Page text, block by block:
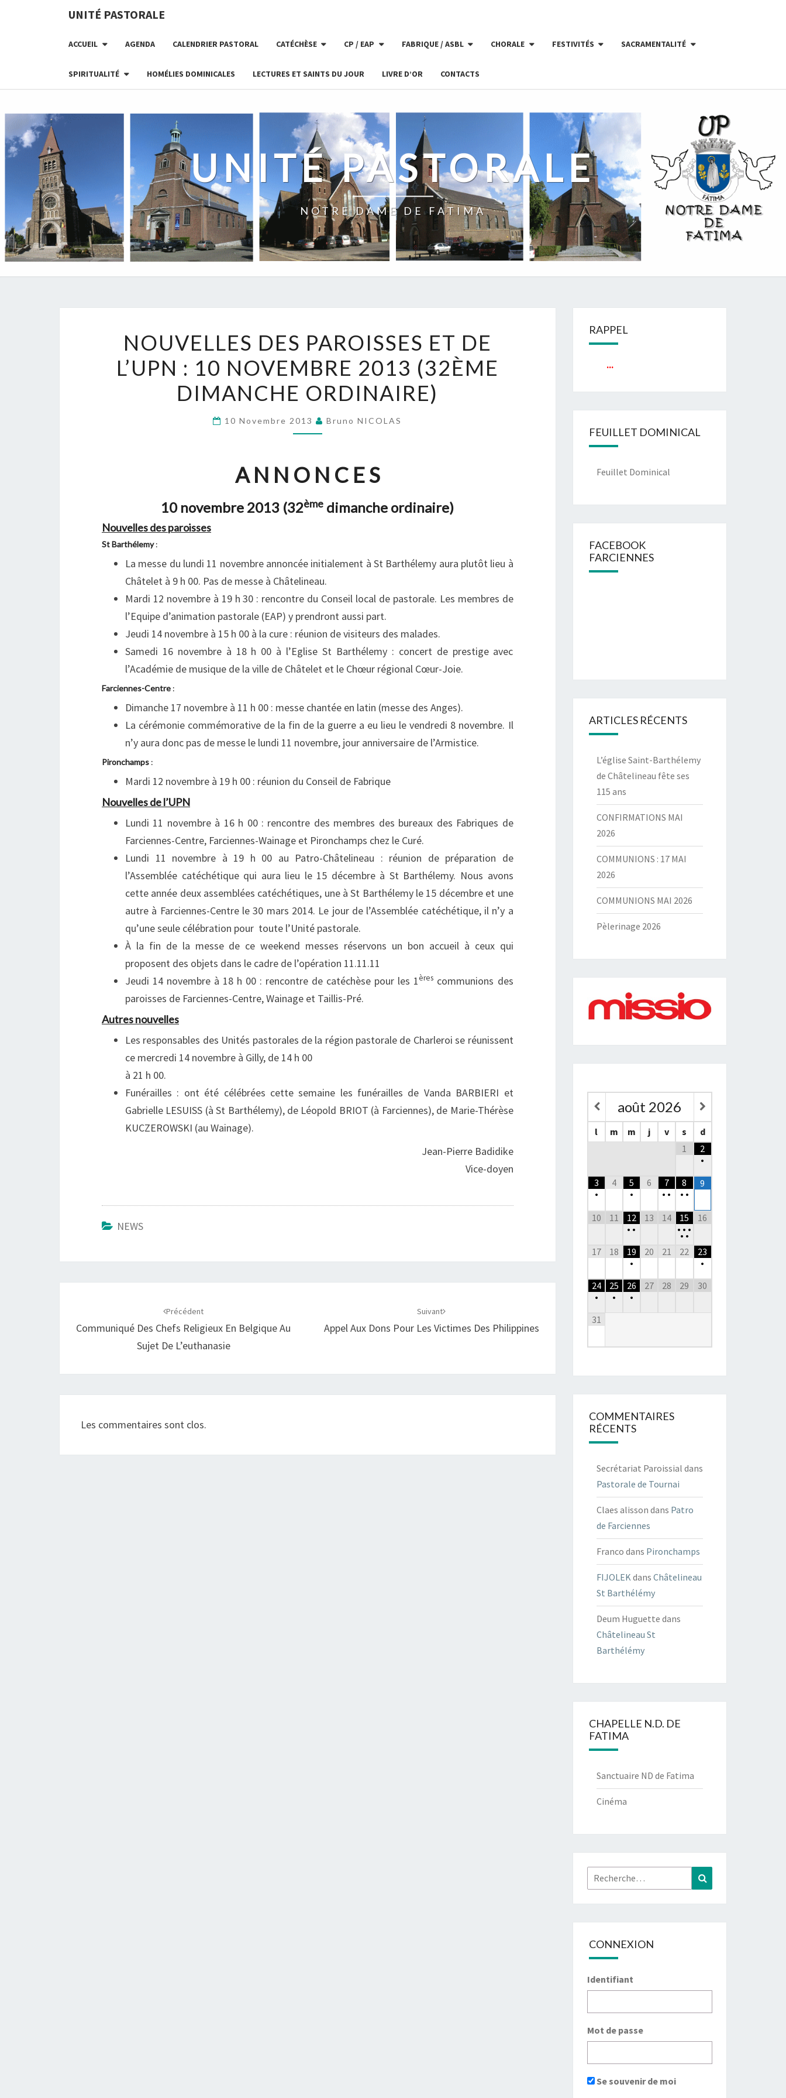
UNITÉ PASTORALE
ACCUEIL AGENDA CALENDRIER PASTORAL CATÉCHÈSE CP / EAP FABRIQUE / ASBL CHORALE FESTIVITÉS SACRAMENTALITÉ
SPIRITUALITÉ HOMÉLIES DOMINICALES LECTURES ET SAINTS DU JOUR LIVRE D’OR CONTACTS
UNITÉ PASTORALE
NOTRE DAME DE FATIMA
DES
PAROISSES
ET
DE
L’UPN
:
NOVEMBRE
2013
(32ÈME
NOUVELLES DES PAROISSES ET DE
L’UPN : 10 NOVEMBRE 2013 (32ÈME
DIMANCHE ORDINAIRE)
10 Novembre 2013 Bruno NICOLAS
A N N O N C E S
10 novembre 2013 (32ème dimanche ordinaire)
Nouvelles des paroisses
St Barthélemy:
La messe du lundi 11 novembre annoncée initialement à St Barthélemy aura plutôt lieu à
Châtelet à 9 h 00. Pas de messe à Châtelineau.
Mardi 12 novembre à 19 h 30 : rencontre du Conseil local de pastorale. Les membres de
l’Equipe d’animation pastorale (EAP) y prendront aussi part.
Jeudi 14 novembre à 15 h 00 à la cure : réunion de visiteurs des malades.
Samedi 16 novembre à 18 h 00 à l’Eglise St Barthélemy : concert de prestige avec
l’Académie de musique de la ville de Châtelet et le Chœur régional Cœur-Joie.
Farciennes-Centre :
Dimanche 17 novembre à 11 h 00 : messe chantée en latin (messe des Anges).
La cérémonie commémorative de la fin de la guerre a eu lieu le vendredi 8 novembre. Il
n’y aura donc pas de messe le lundi 11 novembre, jour anniversaire de l’Armistice.
Pironchamps :
Mardi 12 novembre à 19 h 00 : réunion du Conseil de Fabrique
Nouvelles de l’UPN
Lundi 11 novembre à 16 h 00 : rencontre des membres des bureaux des Fabriques de
Farciennes-Centre, Farciennes-Wainage et Pironchamps chez le Curé.
Lundi 11 novembre à 19 h 00 au Patro-Châtelineau : réunion de préparation de
l’Assemblée catéchétique qui aura lieu le 15 décembre à St Barthélemy. Nous avons
cette année deux assemblées catéchétiques, une à St Barthélemy le 15 décembre et une
autre à Farciennes-Centre le 30 mars 2014. Le jour de l’Assemblée catéchétique, il n’y a
qu’une seule célébration pour toute l’Unité pastorale.
À la fin de la messe de ce weekend messes réservons un bon accueil à ceux qui
proposent des objets dans le cadre de l’opération 11.11.11
Jeudi 14 novembre à 18 h 00 : rencontre de catéchèse pour les 1ères communions des
paroisses de Farciennes-Centre, Wainage et Taillis-Pré.
Autres nouvelles
Les responsables des Unités pastorales de la région pastorale de Charleroi se réunissent
ce mercredi 14 novembre à Gilly, de 14 h 00
à 21 h 00.
Funérailles : ont été célébrées cette semaine les funérailles de Vanda BARBIERI et
Gabrielle LESUISS (à St Barthélemy), de Léopold BRIOT (à Farciennes), de Marie-Thérèse
KUCZEROWSKI (au Wainage).
Jean-Pierre Badidike
Vice-doyen
NEWS
Précédent
Communiqué Des Chefs Religieux En Belgique Au
Sujet De L’euthanasie
Suivant
Appel Aux Dons Pour Les Victimes Des Philippines
Les commentaires sont clos.
RAPPEL
FEUILLET DOMINICAL
Feuillet Dominical
FACEBOOK
FARCIENNES
ARTICLES RÉCENTS
L’église Saint-Barthélemy
de Châtelineau fête ses
115 ans
CONFIRMATIONS MAI
2026
COMMUNIONS : 17 MAI
2026
COMMUNIONS MAI 2026
Pèlerinage 2026
août 2026
l m m j v s
d
1
2
•
3
•
4
5
•
6
7
• •
8
• •
9
10 11
12
• •
13 14
15
• • •
••
16
17 18
19
•
20 21 22
23
•
24
•
25
•
26
•
27 28 29 30
31
COMMENTAIRES
RÉCENTS
Secrétariat Paroissial dans
Pastorale de Tournai
Claes alisson dans Patro
de Farciennes
Franco dans Pironchamps
FIJOLEK dans Châtelineau
St Barthélémy
Deum Huguette dans
Châtelineau St
Barthélémy
CHAPELLE N.D. DE
FATIMA
Sanctuaire ND de Fatima
Cinéma
Rechercher :
CONNEXION
Identifiant
Mot de passe
Se souvenir de moi